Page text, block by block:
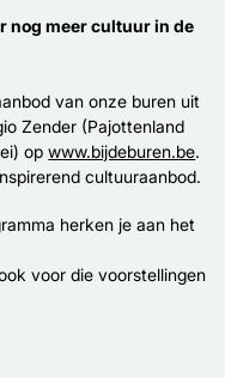
nog meer cultuur in de
van onze buren uit
Zender (Pajottenland
opwww.bijdeburen.be.
cultuuraanbod.
herken je aan het
voor die voorstellingen